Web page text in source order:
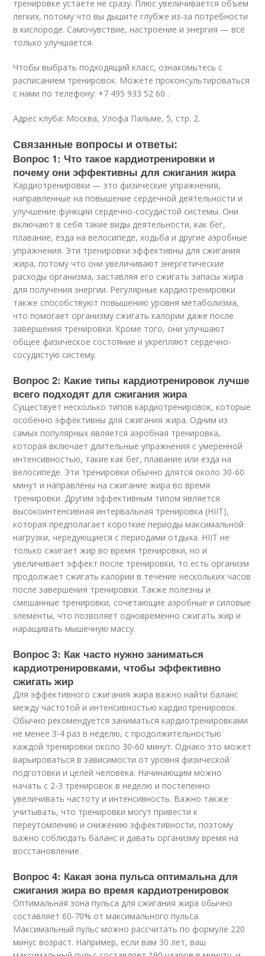
тренировке устаете не сразу. Плюс увеличивается объем
легких, потому что вы дышите глубже из-за потребности
в кислороде. Самочувствие, настроение и энергия — всё
только улучшается.
Чтобы выбрать подходящий класс, ознакомьтесь с
расписанием тренировок. Можете проконсультироваться
с нами по телефону: +7 495 933 52 60 .
Адрес клуба: Москва, Улофа Пальме, 5, стр. 2.
Связанные вопросы и ответы:
Вопрос 1: Что такое кардиотренировки и
почему они эффективны для сжигания жира
Кардиотренировки — это физические упражнения,
направленные на повышение сердечной деятельности и
улучшение функции сердечно-сосудистой системы. Они
включают в себя такие виды деятельности, как бег,
плавание, езда на велосипеде, ходьба и другие аэробные
упражнения. Эти тренировки эффективны для сжигания
жира, потому что они увеличивают энергетические
расходы организма, заставляя его сжигать запасы жира
для получения энергии. Регулярные кардиотренировки
также способствуют повышению уровня метаболизма,
что помогает организму сжигать калории даже после
завершения тренировки. Кроме того, они улучшают
общее физическое состояние и укрепляют сердечно-
сосудистую систему.
Вопрос 2: Какие типы кардиотренировок лучше
всего подходят для сжигания жира
Существует несколько типов кардиотренировок, которые
особенно эффективны для сжигания жира. Одним из
самых популярных является аэробная тренировка,
которая включает длительные упражнения с умеренной
интенсивностью, такие как бег, плавание или езда на
велосипеде. Эти тренировки обычно длятся около 30-60
минут и направлены на сжигание жира во время
тренировки. Другим эффективным типом является
высокоинтенсивная интервальная тренировка (HIIT),
которая предполагает короткие периоды максимальной
нагрузки, чередующиеся с периодами отдыха. HIIT не
только сжигает жир во время тренировки, но и
увеличивает эффект после тренировки, то есть организм
продолжает сжигать калории в течение нескольких часов
после завершения тренировки. Также полезны и
смешанные тренировки, сочетающие аэробные и силовые
элементы, что позволяет одновременно сжигать жир и
наращивать мышечную массу.
Вопрос 3: Как часто нужно заниматься
кардиотренировками, чтобы эффективно
сжигать жир
Для эффективного сжигания жира важно найти баланс
между частотой и интенсивностью кардиотренировок.
Обычно рекомендуется заниматься кардиотренировками
не менее 3-4 раз в неделю, с продолжительностью
каждой тренировки около 30-60 минут. Однако это может
варьироваться в зависимости от уровня физической
подготовки и целей человека. Начинающим можно
начать с 2-3 тренировок в неделю и постепенно
увеличивать частоту и интенсивность. Важно также
учитывать, что тренировки могут привести к
переутомлению и снижению эффективности, поэтому
важно соблюдать баланс и давать организму время на
восстановление.
Вопрос 4: Какая зона пульса оптимальна для
сжигания жира во время кардиотренировок
Оптимальная зона пульса для сжигания жира обычно
составляет 60-70% от максимального пульса.
Максимальный пульс можно рассчитать по формуле 220
минус возраст. Например, если вам 30 лет, ваш